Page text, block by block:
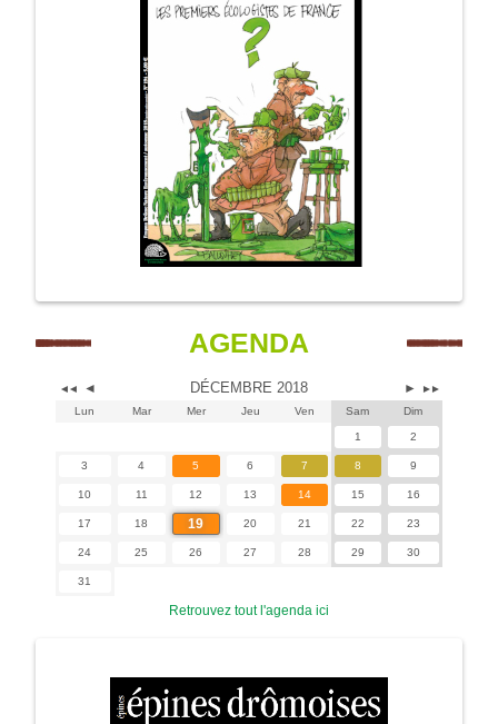
AGENDA
◄◄ ◄ ►►
►
DÉCEMBRE 2018
Lun Mar Mer Jeu Ven Sam Dim
1 2
3 4 5 6 7 8 9
10 11 12 13 14 15 16
17 18 19 20 21 22 23
24 25 26 27 28 29 30
31
Retrouvez tout l'agenda ici